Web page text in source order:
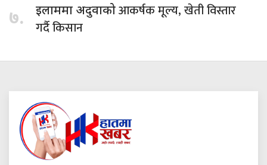
७. इलाममा अदुवाकोआकर्षक मूल्य, खेती विस्तार
गर्दै किसान